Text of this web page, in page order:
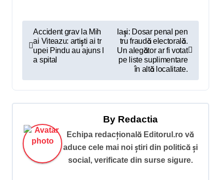
i
g
r
e
î
Accident grav la Mih
ai Viteazu: artiști ai tr
upei Pindu au ajuns l
a spital
Iași: Dosar penal pen
tru fraudă electorală.
Un alegător ar fi votat
pe liste suplimentare
în altă localitate.
By Redactia
Echipa redacțională Editorul.ro vă
aduce cele mai noi știri din politică și
social, verificate din surse sigure.